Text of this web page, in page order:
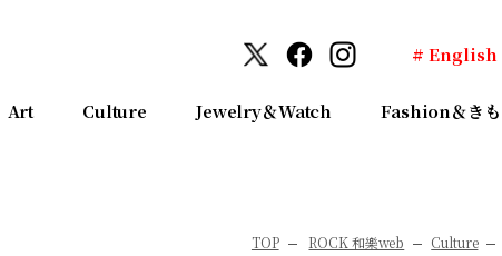
# English
Art Culture Jewelry＆Watch Fashion＆き
TOP ROCK 和樂web Culture